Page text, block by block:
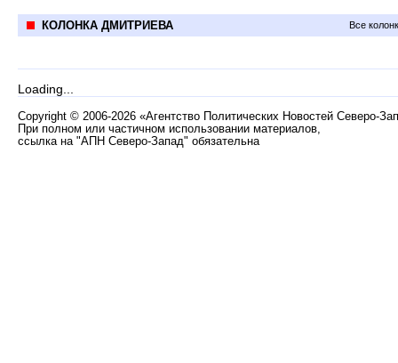
КОЛОНКА ДМИТРИЕВА Все
Loading...
Copyright © 2006-2026 «Агентство Политических Новостей Северо-
При полном или частичном использовании материалов,
ссылка на "АПН Северо-Запад" обязательна